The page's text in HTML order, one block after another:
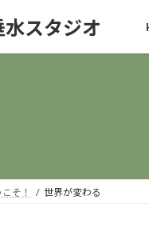
スタジオ
そ！ 世界が変わる